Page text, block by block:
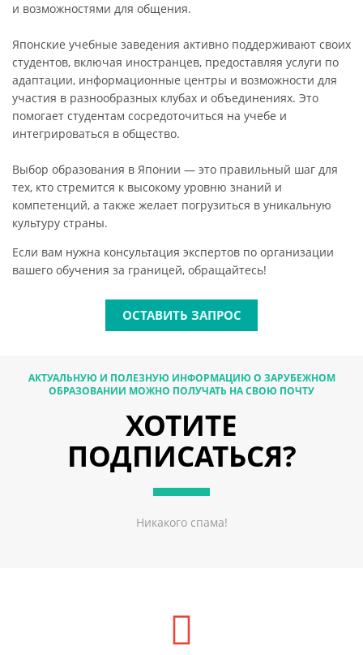
и возможностями для общения.
Японские учебные заведения активно поддерживают своих
студентов, включая иностранцев, предоставляя услуги по
адаптации, информационные центры и возможности для
участия в разнообразных клубах и объединениях. Это
помогает студентам сосредоточиться на учебе и
интегрироваться в общество.
Выбор образования в Японии — это правильный шаг для
тех, кто стремится к высокому уровню знаний и
компетенций, а также желает погрузиться в уникальную
культуру страны.
Если вам нужна консультация экспертов по организации
вашего обучения за границей, обращайтесь!
ОСТАВИТЬ ЗАПРОС
АКТУАЛЬНУЮ И ПОЛЕЗНУЮ ИНФОРМАЦИЮ О ЗАРУБЕЖНОМ
ОБРАЗОВАНИИ МОЖНО ПОЛУЧАТЬ НА СВОЮ ПОЧТУ
ХОТИТЕ
ПОДПИСАТЬСЯ?
Никакого спама!